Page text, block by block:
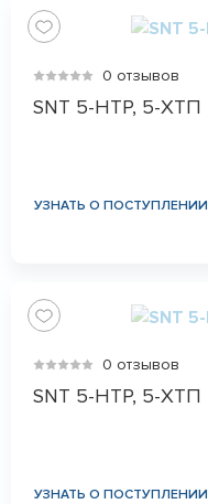
0 отзывов
SNT 5-HTP, 5-ХТП
УЗНАТЬ О ПОСТУПЛЕНИИ
0 отзывов
SNT 5-HTP, 5-ХТП
УЗНАТЬ О ПОСТУПЛЕНИИ